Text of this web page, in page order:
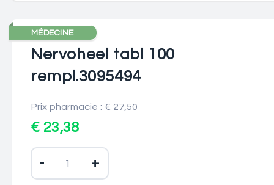
MÉDECINE
Nervoheel tabl 100
rempl.3095494
Prix pharmacie : € 27,50
€ 23,38
- +